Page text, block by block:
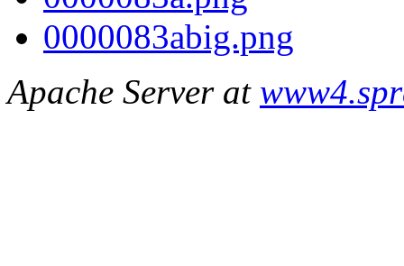
0000083abig.png
Apache Server at